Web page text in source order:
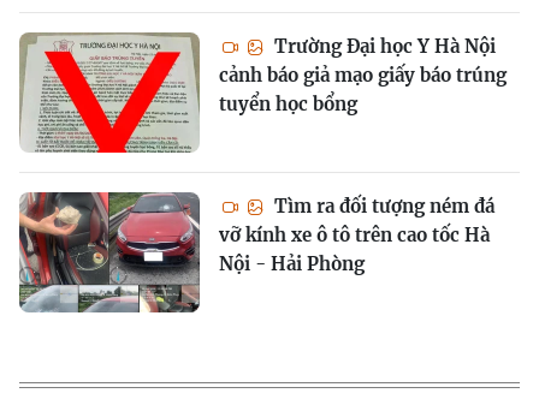
Trường Đại học Y Hà Nội
cảnh báo giả mạo giấy báo trúng
tuyển học bổng
Tìm ra đối tượng ném đá
vỡ kính xe ô tô trên cao tốc Hà
Nội - Hải Phòng